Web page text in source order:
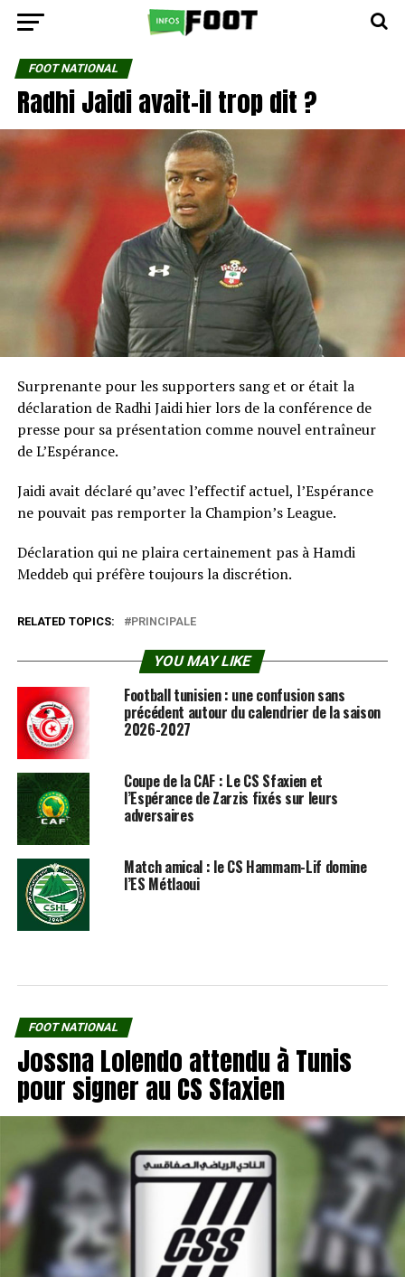
FOOT NATIONAL
Radhi Jaidi avait-il trop dit ?
Surprenante pour les supporters sang et or était la
déclaration de Radhi Jaidi hier lors de la conférence de
presse pour sa présentation comme nouvel entraîneur
de L’Espérance.
Jaidi avait déclaré qu’avec l’effectif actuel, l’Espérance
ne pouvait pas remporter la Champion’s League.
Déclaration qui ne plaira certainement pas à Hamdi
Meddeb qui préfère toujours la discrétion.
RELATED TOPICS: PRINCIPALE
YOU MAY LIKE
Football tunisien : une confusion sans
précédent autour du calendrier de la saison
2026-2027
Coupe de la CAF : Le CS Sfaxien et
l’Espérance de Zarzis fixés sur leurs
adversaires
Match amical : le CS Hammam-Lif domine
l’ES Métlaoui
FOOT NATIONAL
Jossna Lolendo attendu à Tunis
pour signer au CS Sfaxien